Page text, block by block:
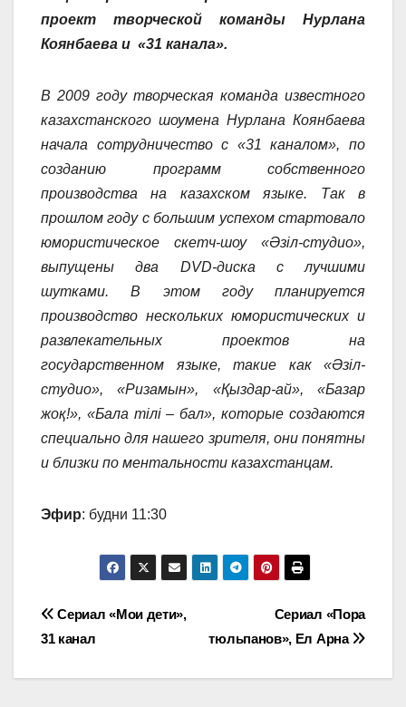
проект творческой команды Нурлана
Коянбаева и «31 канала».
В 2009 году творческая команда известного
казахстанского шоумена Нурлана Коянбаева
начала сотрудничество с «31 каналом», по
созданию программ собственного
производства на казахском языке. Так в
прошлом году с большим успехом стартовало
юмористическое скетч-шоу «Әзіл-студио»,
выпущены два DVD-диска с лучшими
шутками. В этом году планируется
производство нескольких юмористических и
развлекательных проектов на
государственном языке, такие как «Әзiл-
студио», «Ризамын», «Қыздар-ай», «Базар
жоқ!», «Бала тілі – бал», которые создаются
специально для нашего зрителя, они понятны
и близки по ментальности казахстанцам.
Эфир: будни 11:30
Навигация
Сериал «Пора
тюльпанов», Ел Арна
Сериал «Мои дети»,
31 канал